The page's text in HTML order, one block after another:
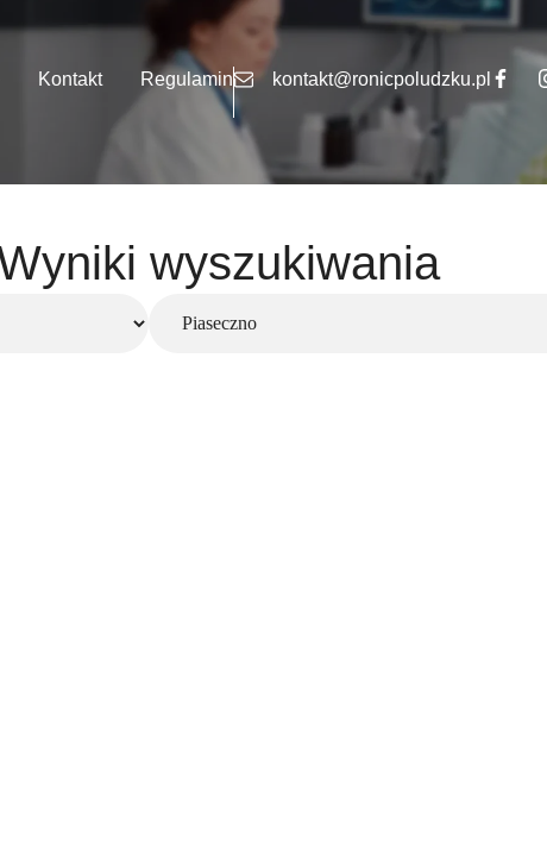
Kontakt Regulamin kontakt@ronicpoludzku.pl
wyszukiwania